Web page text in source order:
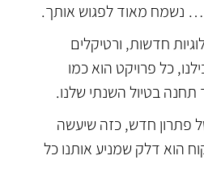
נשמח מאוד לפגוש אותך.
חדשות, ורטיקלים
כל פרויקט הוא כמו
בטיול השנתי שלנו.
פתרון חדש, כזה שיעשה
הוא דלק שמניע אותנו כל